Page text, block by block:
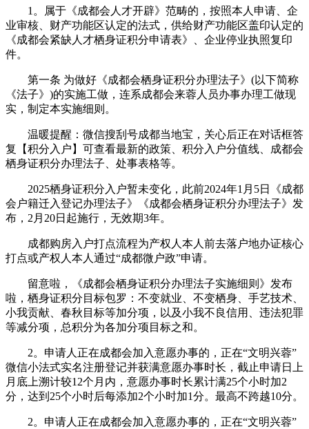
1。属于《成都会人才开辟》范畴的，按照本人申请、企
业审核、财产功能区认定的法式，供给财产功能区盖印认定的
《成都会紧缺人才栖身证积分申请表》、企业停业执照复印
件。
第一条 为做好《成都会栖身证积分办理法子》(以下简称
《法子》)的实施工做，连系成都会来蓉人员办事办理工做现
实，制定本实施细则。
温暖提醒：微信搜刮号成都当地宝，关心后正在对话框答
复【积分入户】可查看最新的政策、积分入户分值线、成都会
栖身证积分办理法子、处事表格等。
2025栖身证积分入户暂未变化，此前2024年1月5日《成都
会户籍迁入登记办理法子》《成都会栖身证积分办理法子》发
布，2月20日起施行，无效期3年。
成都购房入户打点流程为产权人本人前去落户地办证核心
打点或产权人本人通过“成都微户政”申请。
留意啦，《成都会栖身证积分办理法子实施细则》发布
啦，栖身证积分目标包罗：不变就业、不变栖身、手艺技术、
小我贡献、春秋目标等加分项，以及小我不良信用、违法犯罪
等减分项，总积分为各加分项目标之和。
2。申请人正在成都会加入意愿办事的，正在“文明兴蓉”
微信小法式实名注册登记并获满意愿办事时长，截止申请日上
月底上溯计较12个月内，意愿办事时长累计满25个小时加2
分，达到25个小时后每添加2个小时加1分。最高不跨越10分。
2。申请人正在成都会加入意愿办事的，正在“文明兴蓉”